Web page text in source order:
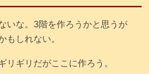
いな。3階を作ろうかと思うが
もしれない。
リギリだがここに作ろう。